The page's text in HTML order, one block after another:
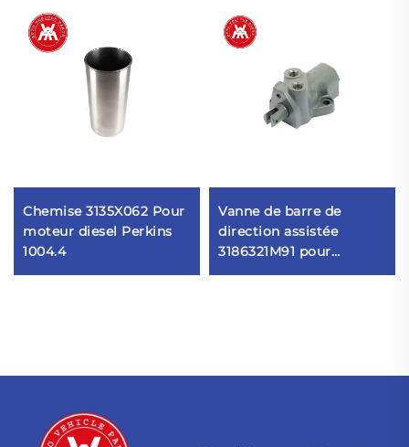
Chemise 3135X062 Pour
moteur diesel Perkins
1004.4
Vanne de barre de
direction assistée
3186321M91 pour
tracteur Massey